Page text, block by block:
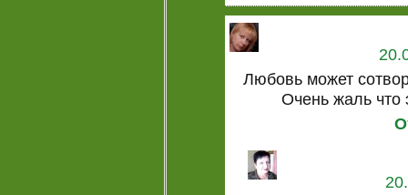
Любовь может
Очень жаль что